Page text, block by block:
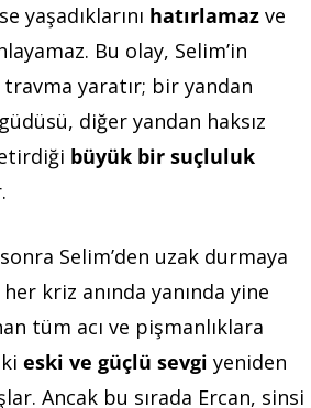
yaşadıklarını hatırlamaz ve
Bu olay, Selim’in
yaratır; bir yandan
diğer yandan haksız
büyük bir suçluluk
Selim’den uzak durmaya
her kriz anında yanında yine
tüm acı ve pişmanlıklara
eski ve güçlü sevgi yeniden
Ancak bu sırada Ercan, sinsi